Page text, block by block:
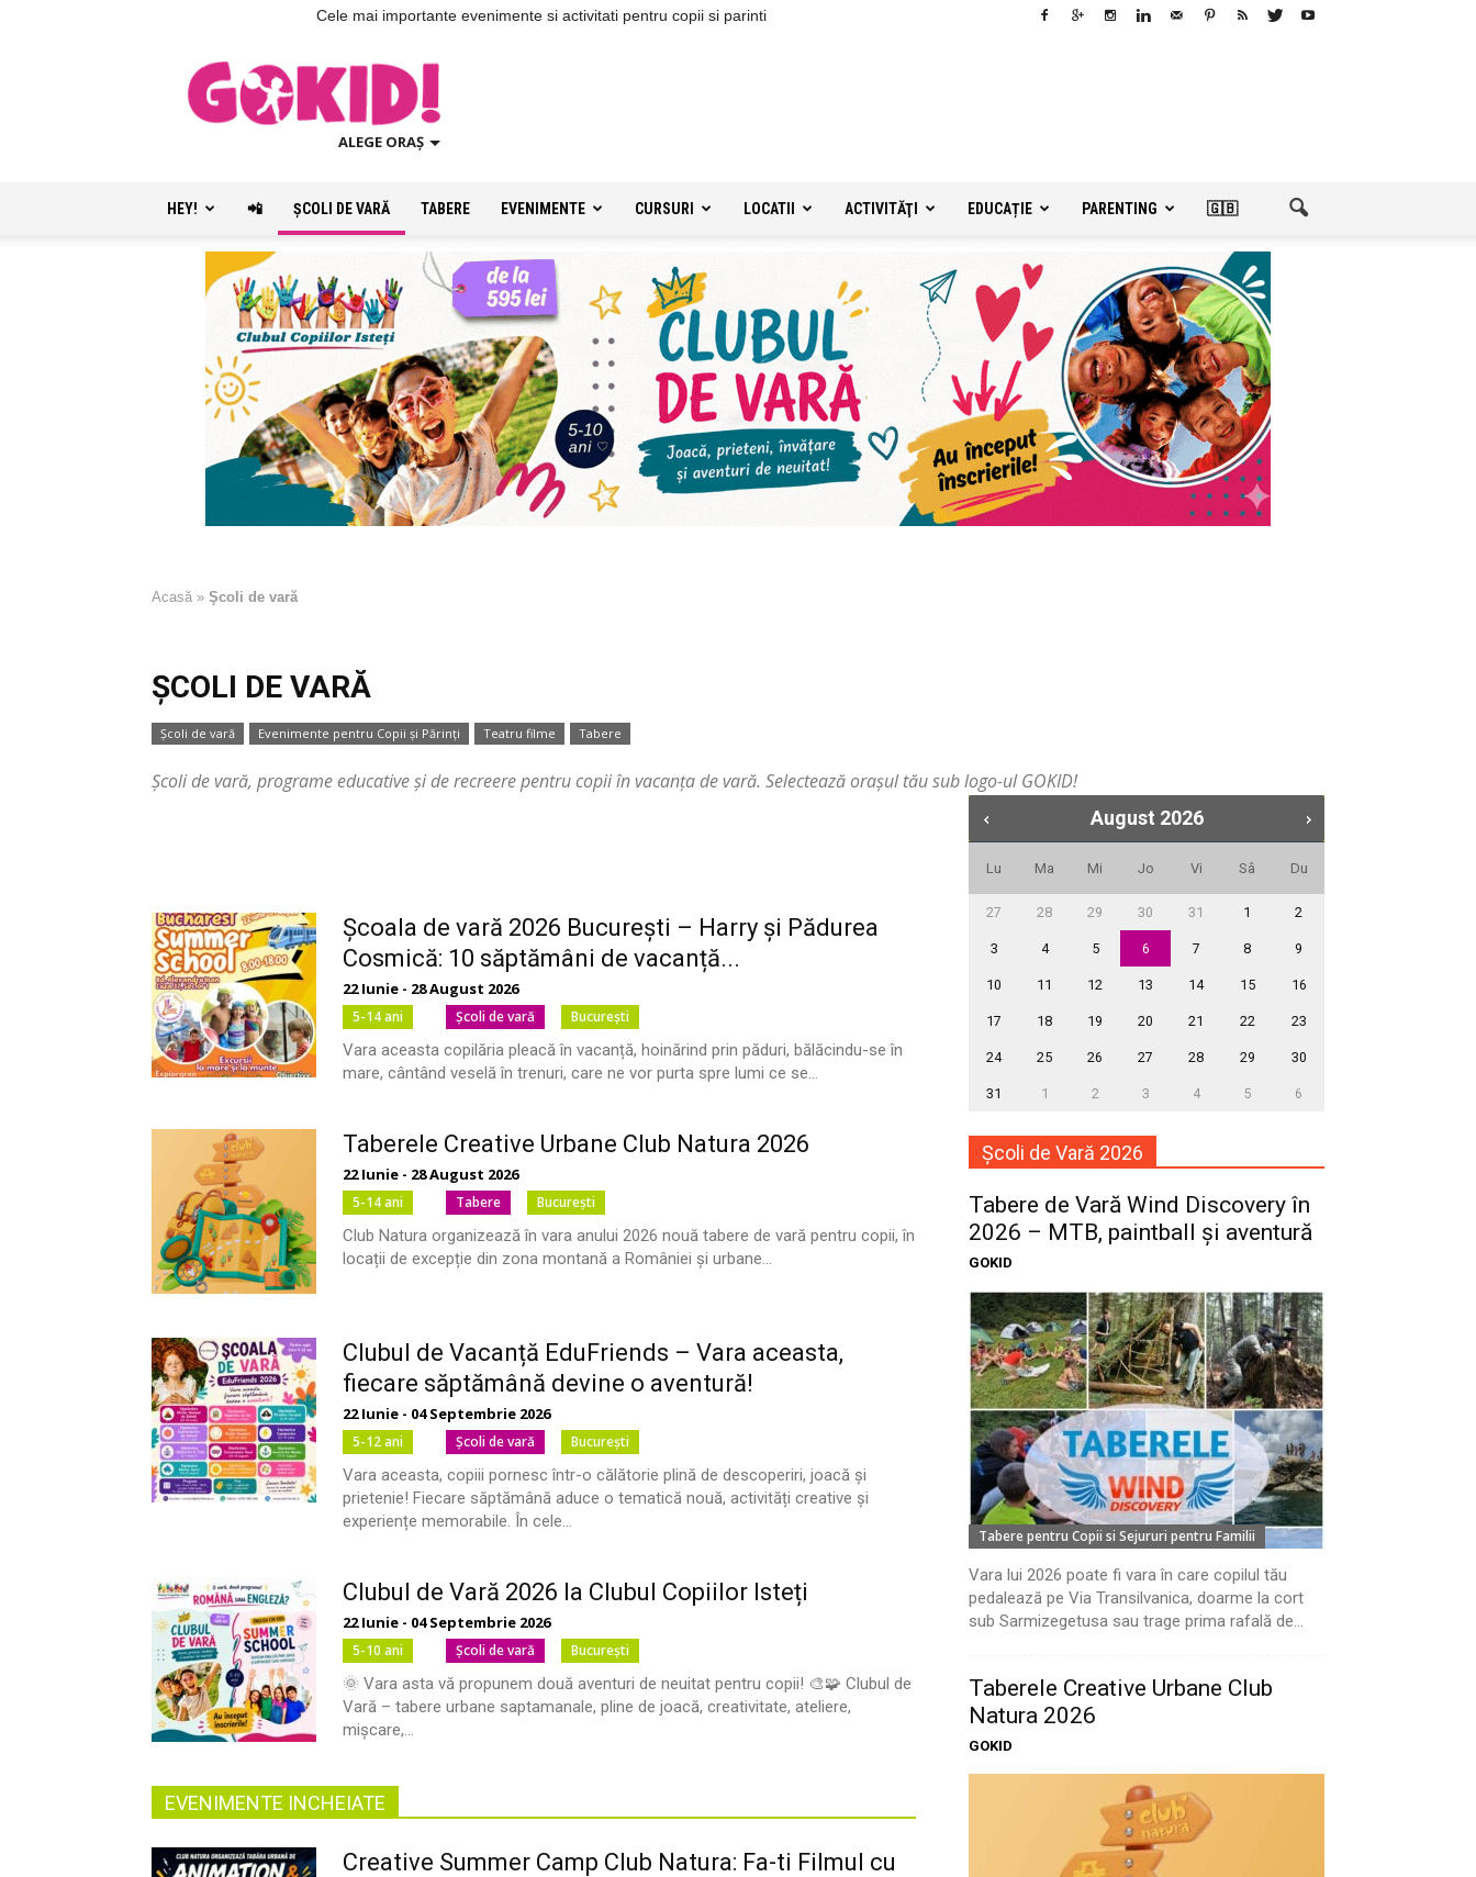
Cele mai importante evenimente si activitati pentru copii si parinti
ALEGE ORAȘ
HEY! 📲 ŞCOLI DE VARĂ TABERE EVENIMENTE CURSURI LOCATII ACTIVITĂŢI EDUCAȚIE PARENTING 🇬🇧
Acasă » Şcoli de vară
ŞCOLI DE VARĂ
Şcoli de vară Evenimente pentru Copii şi Părinţi Teatru filme Tabere
Şcoli de vară, programe educative şi de recreere pentru copii în vacanţa de vară. Selectează oraşul tău sub logo-ul GOKID!
Școala de vară 2026 București – Harry și Pădurea
Cosmică: 10 săptămâni de vacanță...
22 Iunie - 28 August 2026
5-14 ani Şcoli de vară București
Vara aceasta copilăria pleacă în vacanță, hoinărind prin păduri, bălăcindu-se în
mare, cântând veselă în trenuri, care ne vor purta spre lumi ce se...
Taberele Creative Urbane Club Natura 2026
22 Iunie - 28 August 2026
5-14 ani Tabere București
Club Natura organizează în vara anului 2026 nouă tabere de vară pentru copii, în
locații de excepție din zona montană a României și urbane...
Clubul de Vacanță EduFriends – Vara aceasta,
fiecare săptămână devine o aventură!
22 Iunie - 04 Septembrie 2026
5-12 ani Şcoli de vară București
Vara aceasta, copiii pornesc într-o călătorie plină de descoperiri, joacă și
prietenie! Fiecare săptămână aduce o tematică nouă, activități creative și
experiențe memorabile. În cele...
Clubul de Vară 2026 la Clubul Copiilor Isteți
22 Iunie - 04 Septembrie 2026
5-10 ani Şcoli de vară București
🌞 Vara asta vă propunem două aventuri de neuitat pentru copii! 🎨🧩 Clubul de
Vară – tabere urbane saptamanale, pline de joacă, creativitate, ateliere,
mișcare,...
EVENIMENTE INCHEIATE
Creative Summer Camp Club Natura: Fa-ti Filmul cu
August 2026
Lu Ma Mi Jo Vi Sâ Du
27 28 29 30 31 1 2
3 4 5 6 7 8 9
10 11 12 13 14 15 16
17 18 19 20 21 22 23
24 25 26 27 28 29 30
31 1 2 3 4 5 6
Școli de Vară 2026
Tabere de Vară Wind Discovery în
2026 – MTB, paintball și aventură
GOKID
Tabere pentru Copii si Sejururi pentru Familii
Vara lui 2026 poate fi vara în care copilul tău
pedalează pe Via Transilvanica, doarme la cort
sub Sarmizegetusa sau trage prima rafală de...
Taberele Creative Urbane Club
Natura 2026
GOKID